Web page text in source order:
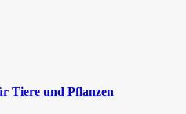
Tiere und Pflanzen